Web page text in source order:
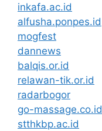
inkafa.ac.id
alfusha.ponpes.id
mogfest
dannews
balqis.or.id
relawan-tik.or.id
radarbogor
go-massage.co.id
stthkbp.ac.id